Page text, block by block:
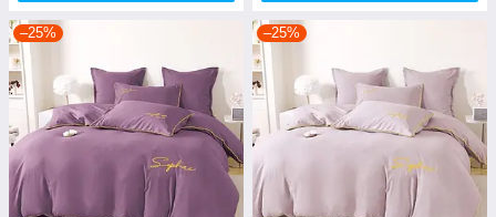
–25% –25%